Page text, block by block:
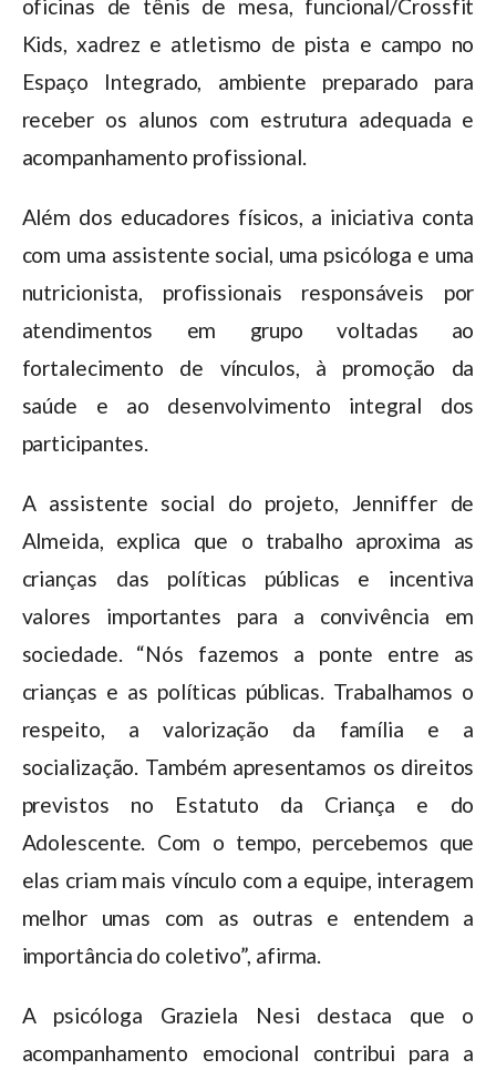
oficinas de tênis de mesa, funcional/Crossfit
Kids, xadrez e atletismo de pista e campo no
Espaço Integrado, ambiente preparado para
receber os alunos com estrutura adequada e
acompanhamento profissional.
Além dos educadores físicos, a iniciativa conta
com uma assistente social, uma psicóloga e uma
nutricionista, profissionais responsáveis por
atendimentos em grupo voltadas ao
fortalecimento de vínculos, à promoção da
saúde e ao desenvolvimento integral dos
participantes.
A assistente social do projeto, Jenniffer de
Almeida, explica que o trabalho aproxima as
crianças das políticas públicas e incentiva
valores importantes para a convivência em
sociedade. “Nós fazemos a ponte entre as
crianças e as políticas públicas. Trabalhamos o
respeito, a valorização da família e a
socialização. Também apresentamos os direitos
previstos no Estatuto da Criança e do
Adolescente. Com o tempo, percebemos que
elas criam mais vínculo com a equipe, interagem
melhor umas com as outras e entendem a
importância do coletivo”, afirma.
A psicóloga Graziela Nesi destaca que o
acompanhamento emocional contribui para a